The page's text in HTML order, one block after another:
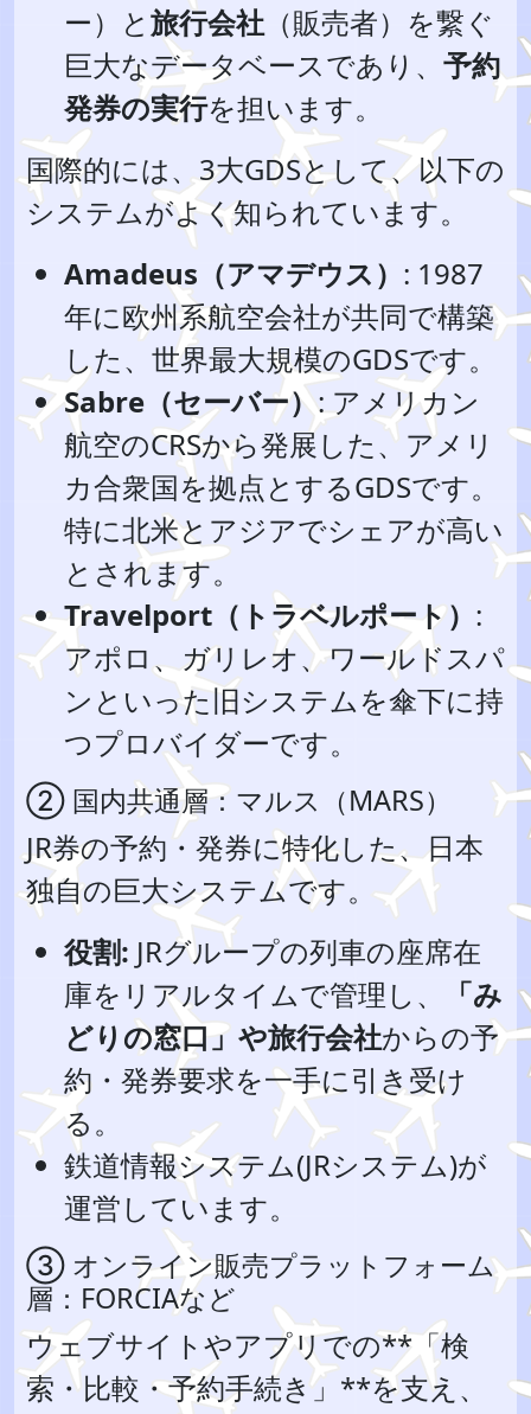
ー）と旅行会社 （販売者）を繋ぐ
巨大なデータベースであり、 予約
発券の実行を担います。
国際的には、3大GDSとして、以下の
システムがよく知られています。
Amadeus（アマデウス） : 1987
年に欧州系航空会社が共同で構築
した、世界最大規模のGDSです。
Sabre（セーバー） : アメリカン
航空のCRSから発展した、アメリ
カ合衆国を拠点とするGDSです。
特に北米とアジアでシェアが高い
とされます。
Travelport（トラベルポート） :
アポロ、ガリレオ、ワールドスパ
ンといった旧システムを傘下に持
つプロバイダーです。
② 国内共通層：マルス（MARS）
JR券の予約・発券に特化した、日本
独自の巨大システムです。
役割: JRグループの列車の座席在
庫をリアルタイムで管理し、
「み
どりの窓口」や旅行会社からの予
約・発券要求を一手に引き受け
る。
鉄道情報システム(JRシステム)が
運営しています。
③ オンライン販売プラットフォーム
層：FORCIAなど
ウェブサイトやアプリでの**「検
索・比較・予約手続き」**を支え、